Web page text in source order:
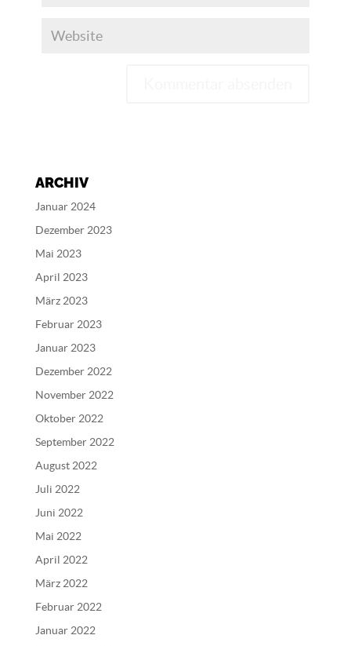
r
n
i
v
ARCHIV
Januar 2024
Dezember 2023
Mai 2023
April 2023
März 2023
Februar 2023
Januar 2023
Dezember 2022
November 2022
Oktober 2022
September 2022
August 2022
Juli 2022
Juni 2022
Mai 2022
April 2022
März 2022
Februar 2022
Januar 2022